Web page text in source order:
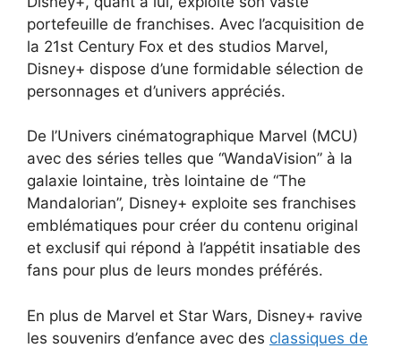
portefeuille de franchises. Avec l’acquisition de
la 21st Century Fox et des studios Marvel,
Disney+ dispose d’une formidable sélection de
personnages et d’univers appréciés.
De l’Univers cinématographique Marvel (MCU)
avec des séries telles que “WandaVision” à la
galaxie lointaine, très lointaine de “The
Mandalorian”, Disney+ exploite ses franchises
emblématiques pour créer du contenu original
et exclusif qui répond à l’appétit insatiable des
fans pour plus de leurs mondes préférés.
En plus de Marvel et Star Wars, Disney+ ravive
les souvenirs d’enfance avec des classiques de